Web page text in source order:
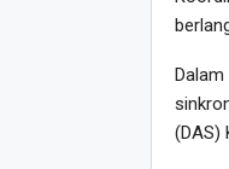
(DAS)